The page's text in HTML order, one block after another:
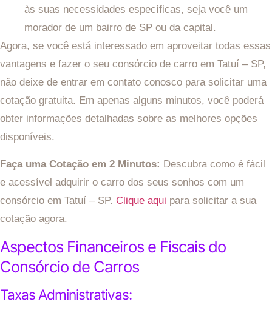
às suas necessidades específicas, seja você um
morador de um bairro de SP ou da capital.
Agora, se você está interessado em aproveitar todas essas
vantagens e fazer o seu consórcio de carro em Tatuí – SP,
não deixe de entrar em contato conosco para solicitar uma
cotação gratuita. Em apenas alguns minutos, você poderá
obter informações detalhadas sobre as melhores opções
disponíveis.
Faça uma Cotação em 2 Minutos: Descubra como é fácil
e acessível adquirir o carro dos seus sonhos com um
consórcio em Tatuí – SP. Clique aqui para solicitar a sua
cotação agora.
Aspectos Financeiros e Fiscais do
Consórcio de Carros
Taxas Administrativas: